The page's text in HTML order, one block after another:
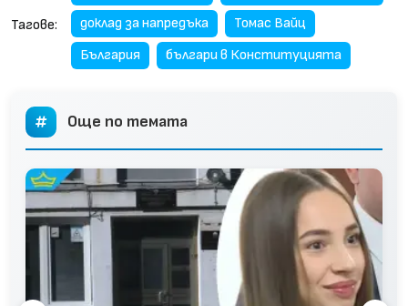
Тагове:
доклад за напредъка
Томас Вайц
България
българи в Конституцията
Още по темата